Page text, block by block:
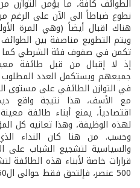
الطوائف كافة، ما يؤمن التوازن
نطوع ضباطاً الى الآن على الرغم
هناك اقبال أيضاً (وهي المرة
ويتم التطويع مناصفة بين
تكمن في صفوف فئة الشرطي
إذ لا إقبال من قبل طائفة
جميعهم ويستكمل العدد
في التوازن الطائفي على مستوى
مع الأسف، هذا نتيجة واقع
اقتصادياً، يمنع أبناء طائفة
لهذه الوظيفة، وهذا تعانيه كل
وحسب. من هنا كان النداء
والسياسية لتشجيع الشباب على
قرارات خاصة لأبناء هذه الطائفة
500 عنصر، فإلتحق فقط حوالى ال150.